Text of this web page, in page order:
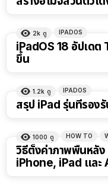
2k ดู IPADOS
iPadOS 18 อัปเดต
ขึ้น
1.2k ดู IPADOS
สรุป iPad รุ่นที่รอง
1000 ดู HOW TO
วิธีตั้งค่าภาพพื้นหลั
iPhone, iPad และ